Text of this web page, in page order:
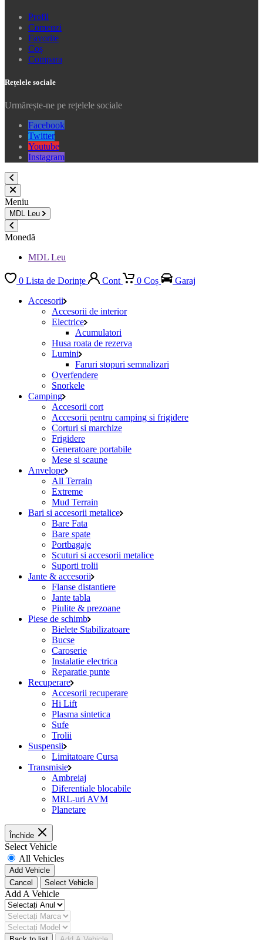
Profil
Comenzi
Favorite
Coș
Compara
Rețelele sociale
Urmărește-ne pe rețelele sociale
Facebook
Twitter
Youtube
Instagram
Meniu
MDL Leu
Monedă
MDL Leu
0 Lista de Dorințe Cont 0 Coș
Garaj
Accesorii
Accesorii de interior
Electrice
Acumulatori
Husa roata de rezerva
Lumini
Faruri stopuri semnalizari
Overfendere
Snorkele
Camping
Accesorii cort
Accesorii pentru camping si frigidere
Corturi si marchize
Frigidere
Generatoare portabile
Mese si scaune
Anvelope
All Terrain
Extreme
Mud Terrain
Bari si accesorii metalice
Bare Fata
Bare spate
Portbagaje
Scuturi si accesorii metalice
Suporti trolii
Jante & accesorii
Flanse distantiere
Jante tabla
Piulite & prezoane
Piese de schimb
Bielete Stabilizatoare
Bucse
Caroserie
Instalatie electrica
Reparatie punte
Recuperare
Accesorii recuperare
Hi Lift
Plasma sintetica
Sufe
Trolii
Suspensii
Limitatoare Cursa
Transmisie
Ambreiaj
Diferentiale blocabile
MRL-uri AVM
Planetare
Închide
Select Vehicle
All Vehicles
Add Vehicle
Cancel
Select Vehicle
Add A Vehicle